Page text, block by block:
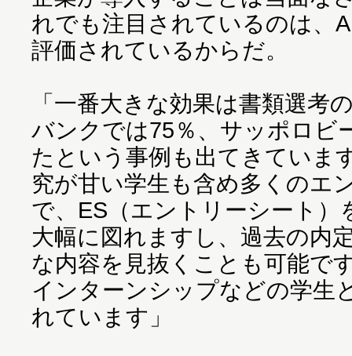
れでも注目されているのは、
評価されているからだ。
「一番大きな効果は書類選考
バンクでは75％、サッポロビ
たという事例も出てきていま
究が甘い学生も含め多くのエ
で、ES（エントリーシート）
大幅に図れますし、過去の内
な内容を見抜くことも可能で
インターンシップなどの学生
れています」